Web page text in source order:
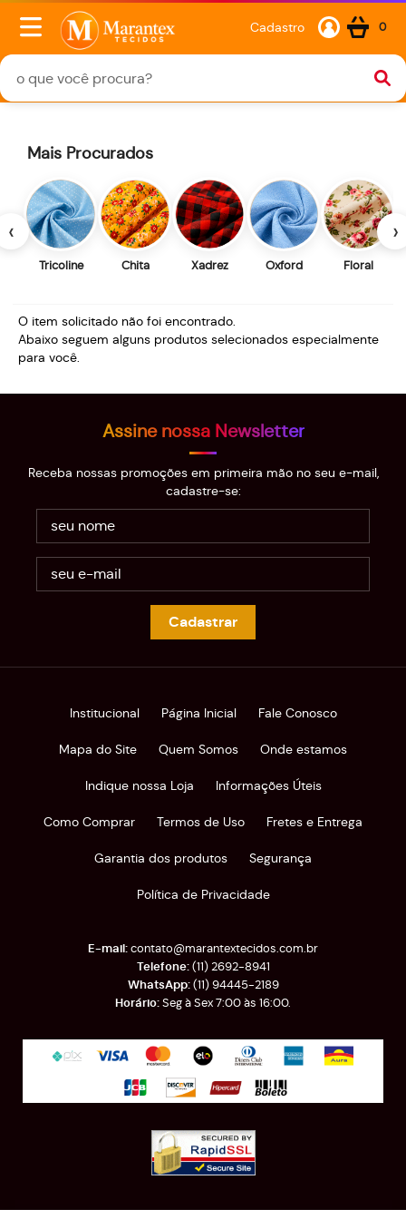
Cadastro 0
‹
Mais Procurados
Tricoline Chita Xadrez Oxford Floral
›
O item solicitado não foi encontrado.
Abaixo seguem alguns produtos selecionados especialmente
para você.
Assine nossa Newsletter
Receba nossas promoções em primeira mão no seu e-mail,
cadastre-se:
Cadastrar
Institucional Página Inicial Fale Conosco
Mapa do Site Quem Somos Onde estamos
Indique nossa Loja Informações Úteis
Como Comprar Termos de Uso Fretes e Entrega
Garantia dos produtos Segurança
Política de Privacidade
(11)2692-8941
(11)94445-2189
Seg à Sex 7:00 às 16:00.
contato@marantextecidos.com.br